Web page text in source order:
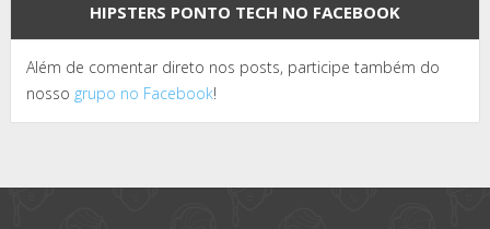
HIPSTERS PONTO TECH NO FACEBOOK
Além de comentar direto nos posts, participe também do
nosso grupo no Facebook!